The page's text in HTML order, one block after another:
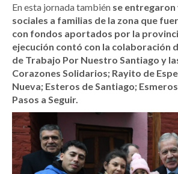
En esta jornada también se entregaron
sociales a familias de la zona que
con fondos aportados por la
ejecución contó con la colaboración
de Trabajo Por Nuestro Santiago y
Corazones Solidarios; Rayito de
Nueva; Esteros de Santiago;
Pasos a Seguir.